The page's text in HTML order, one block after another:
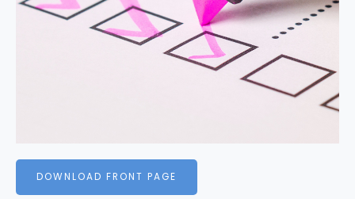
DOWNLOAD FRONT PAGE